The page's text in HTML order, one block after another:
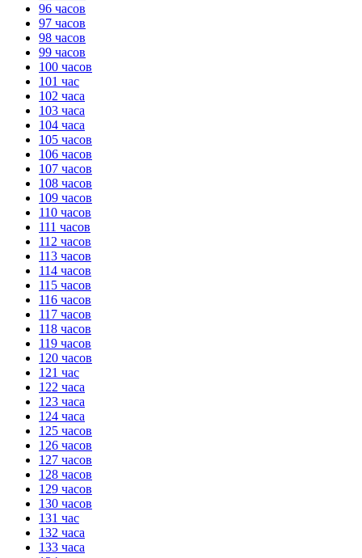
96 часов
97 часов
98 часов
99 часов
100 часов
101 час
102 часа
103 часа
104 часа
105 часов
106 часов
107 часов
108 часов
109 часов
110 часов
111 часов
112 часов
113 часов
114 часов
115 часов
116 часов
117 часов
118 часов
119 часов
120 часов
121 час
122 часа
123 часа
124 часа
125 часов
126 часов
127 часов
128 часов
129 часов
130 часов
131 час
132 часа
133 часа